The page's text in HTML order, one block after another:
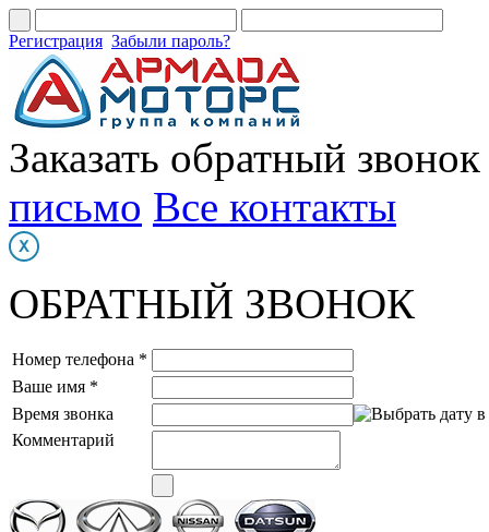
Регистрация Забыли пароль?
Заказать обратный звонок
письмо Все контакты
ОБРАТНЫЙ ЗВОНОК
Номер телефона *
Ваше имя *
Время звонка
Комментарий